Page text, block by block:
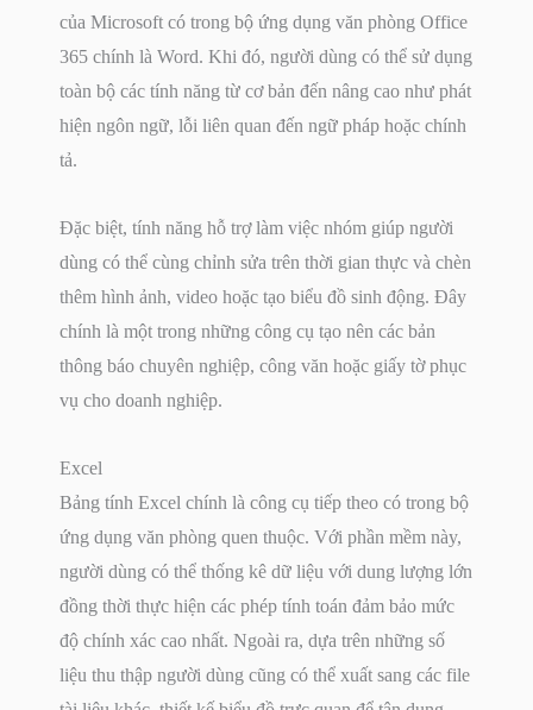
của Microsoft có trong bộ ứng dụng văn phòng Office
365 chính là Word. Khi đó, người dùng có thể sử dụng
toàn bộ các tính năng từ cơ bản đến nâng cao như phát
hiện ngôn ngữ, lỗi liên quan đến ngữ pháp hoặc chính
tả.
Đặc biệt, tính năng hỗ trợ làm việc nhóm giúp người
dùng có thể cùng chỉnh sửa trên thời gian thực và chèn
thêm hình ảnh, video hoặc tạo biểu đồ sinh động. Đây
chính là một trong những công cụ tạo nên các bản
thông báo chuyên nghiệp, công văn hoặc giấy tờ phục
vụ cho doanh nghiệp.
Excel
Bảng tính Excel chính là công cụ tiếp theo có trong bộ
ứng dụng văn phòng quen thuộc. Với phần mềm này,
người dùng có thể thống kê dữ liệu với dung lượng lớn
đồng thời thực hiện các phép tính toán đảm bảo mức
độ chính xác cao nhất. Ngoài ra, dựa trên những số
liệu thu thập người dùng cũng có thể xuất sang các file